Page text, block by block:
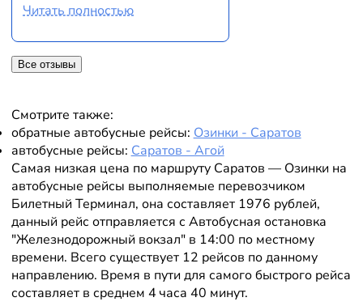
Читать полностью
Все отзывы
Смотрите также:
обратные автобусные рейсы: Озинки - Саратов
автобусные рейсы: Саратов - Агой
Самая низкая цена по маршруту Саратов — Озинки на
автобусные рейсы выполняемые перевозчиком
Билетный Терминал, она составляет 1976 рублей,
данный рейс отправляется с Автобусная остановка
"Железнодорожный вокзал" в 14:00 по местному
времени. Всего существует 12 рейсов по данному
направлению. Время в пути для самого быстрого рейса
составляет в среднем 4 часа 40 минут.